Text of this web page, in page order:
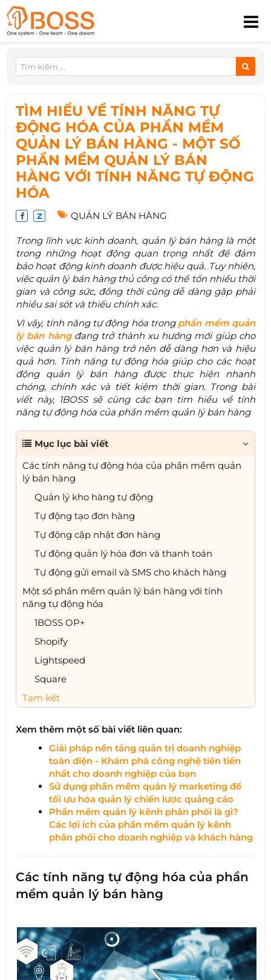
TÌM HIỂU VỀ TÍNH NĂNG TỰ
ĐỘNG HÓA CỦA PHẦN MỀM
QUẢN LÝ BÁN HÀNG - MỘT SỐ
PHẦN MỀM QUẢN LÝ BÁN
HÀNG VỚI TÍNH NĂNG TỰ ĐỘNG
HÓA
QUẢN LÝ BÁN HÀNG
Trong lĩnh vực kinh doanh, quản lý bán hàng là một
trong những hoạt động quan trọng nhất để đảm
bảo hoạt động kinh doanh được hiệu quả. Tuy nhiên,
việc quản lý bán hàng thủ công có thể tốn nhiều thời
gian và công sức, đồng thời cũng dễ dàng gặp phải
nhiều sai sót và thiếu chính xác.
Vì vậy, tính năng tự động hóa trongphần mềm quản
lý bán hàngđang trở thành xu hướng mới giúp cho
việc quản lý bán hàng trở nên dễ dàng hơn và hiệu
quả hơn. Tính năng tự động hóa giúp cho các hoạt
động quản lý bán hàng được thực hiện nhanh
chóng, chính xác và tiết kiệm thời gian. Trong bài
viết này, 1BOSS sẽ cùng các bạn tìm hiểu về tính
năng tự động hóa của phần mềm quản lý bán hàng
Mục lục bài viết
Các tính năng tự động hóa của phần mềm quản
lý bán hàng
Quản lý kho hàng tự động
Tự động tạo đơn hàng
Tự động cập nhật đơn hàng
Tự động quản lý hóa đơn và thanh toán
Tự động gửi email và SMS cho khách hàng
Một số phần mềm quản lý bán hàng với tính
năng tự động hóa
1BOSS OP+
Shopify
Lightspeed
Square
Tạm kết
Xem thêm một số bài viết liên quan:
Giải pháp nền tảng quản trị doanh nghiệp
toàn diện - Khám phá công nghệ tiên tiến
nhất cho doanh nghiệp của bạn​
Sử dụng phần mềm quản lý marketing để
tối ưu hóa quản lý chiến lược quảng cáo
Phần mềm quản lý kênh phân phối là gì?
Các lợi ích của phần mềm quản lý kênh
phân phối cho doanh nghiệp và khách hàng
Các tính năng tự động hóa của phần
mềm quản lý bán hàng